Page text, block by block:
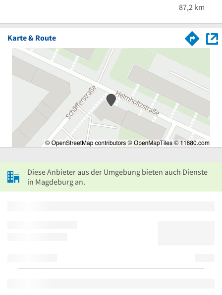
87,2 km
Karte & Route
Diese Anbieter aus der Umgebung bieten auch Dienste
in Magdeburg an.